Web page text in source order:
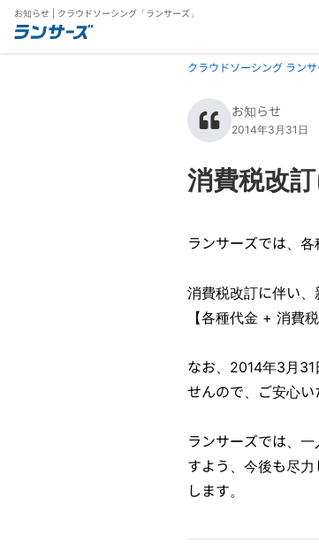
お知らせ | クラウドソーシング「ランサーズ」
クラウドソーシング ラン
お知らせ
2014年3月31日
消費税改
ランサーズでは、各
消費税改訂に伴い
【各種代金 + 消費
なお、2014年3月
せんので、ご安心い
ランサーズでは、
すよう、今後も尽
します。